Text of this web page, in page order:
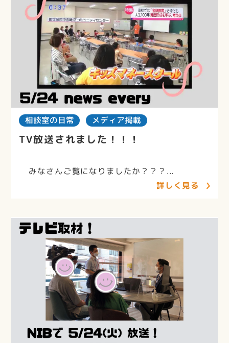
相談室の日常 メディア掲載
TV放送されました！！！
みなさんご覧になりましたか？？？...
詳しく見る